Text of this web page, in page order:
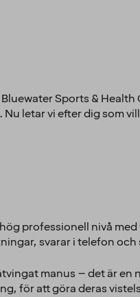
Sports &
letar vi efter dig som
professionell nivå
svarar i telefon och
manus – det är en
för att göra deras